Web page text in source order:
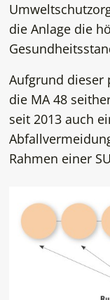
die Anlage die
Aufgrund dieser
die MA 48
seit 2013 auch
Rahmen einer